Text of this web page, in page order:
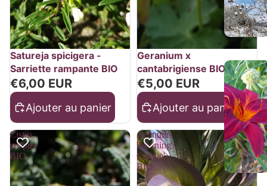
Satureja spicigera -
Sarriette rampante BIO
€6,00 EUR
Ajouter au panier
Geranium x
cantabrigiense BIO
€5,00 EUR
Ajouter au panier
Cistus
crispus
BIO
Acanthus
'Morning's
Candle'
BIO